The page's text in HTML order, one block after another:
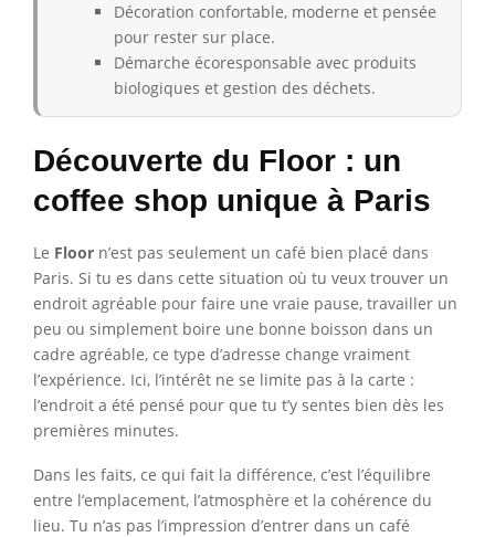
Décoration confortable, moderne et pensée
pour rester sur place.
Démarche écoresponsable avec produits
biologiques et gestion des déchets.
Découverte du Floor : un
coffee shop unique à Paris
Le Floor n’est pas seulement un café bien placé dans
Paris. Si tu es dans cette situation où tu veux trouver un
endroit agréable pour faire une vraie pause, travailler un
peu ou simplement boire une bonne boisson dans un
cadre agréable, ce type d’adresse change vraiment
l’expérience. Ici, l’intérêt ne se limite pas à la carte :
l’endroit a été pensé pour que tu t’y sentes bien dès les
premières minutes.
Dans les faits, ce qui fait la différence, c’est l’équilibre
entre l’emplacement, l’atmosphère et la cohérence du
lieu. Tu n’as pas l’impression d’entrer dans un café